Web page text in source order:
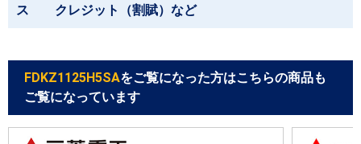
ス クレジット（割賦）など
FDKZ1125H5SAをご覧になった方はこちらの商品も
ご覧になっています